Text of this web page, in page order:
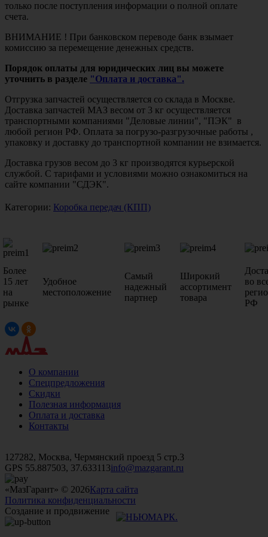
только после поступления информации о полной оплате
счета.
ВНИМАНИЕ ! При банковском переводе банк взымает
комиссию за перемещение денежных средств.
Порядок оплаты для юридических лиц вы можете
уточнить в разделе "Оплата и доставка".
Отгрузка запчастей осуществляется со склада в Москве.
Доставка запчастей МАЗ весом от 3 кг осуществляется
транспортными компаниями "Деловые линии", "ПЭК" в
любой регион РФ. Оплата за погрузо-разгрузочные работы ,
упаковку и доставку до транспортной компании не взимается.
Доставка грузов весом до 3 кг производятся курьерской
службой. С тарифами и условиями можно ознакомиться на
сайте компании "СДЭК".
Категории: Коробка передач (КПП)
Более
15 лет
на
рынке
Удобное
местоположение
Самый
надежный
партнер
Широкий
ассортимент
товара
во
РФ
О компании
Спецпредложения
Скидки
Полезная информация
Оплата и доставка
Контакты
127282, Москва, Чермянский проезд 5 стр.3
GPS 55.887503, 37.633113info@mazgarant.ru
«МазГарант» © 2026Карта сайта
Политика конфиденциальности
Создание и продвижение